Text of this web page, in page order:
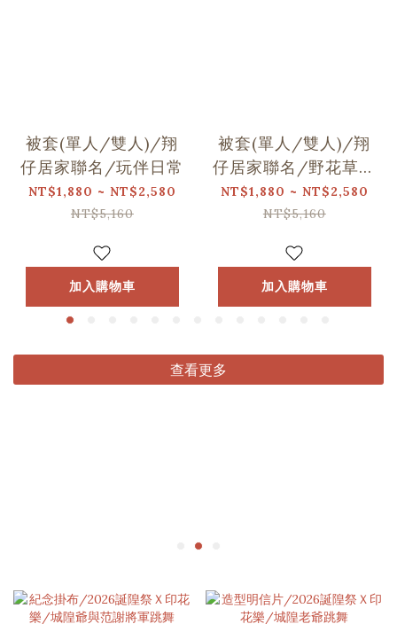
被套(單人/雙人)/翔
仔居家聯名/玩伴日常
NT$1,880 ~ NT$2,580
NT$5,160
加入購物車
被套(單人/雙人)/翔
仔居家聯名/野花草與
蝴蝶
NT$1,880 ~ NT$2,580
NT$5,160
加入購物車
查看更多